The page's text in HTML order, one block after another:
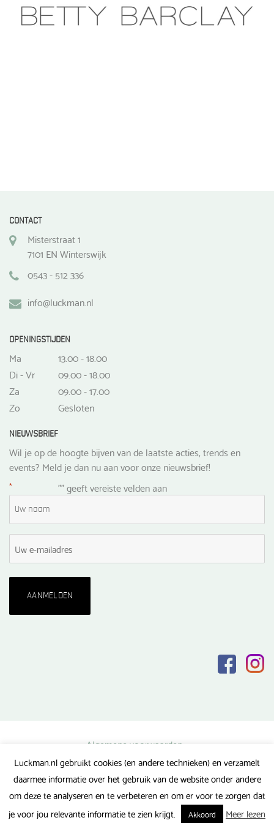
gekozen
worden
CONTACT
Misterstraat 1
7101 EN Winterswijk
0543 - 512 336
info@luckman.nl
OPENINGSTIJDEN
Ma
13.00 - 18.00
Di - Vr
09.00 - 18.00
Za
09.00 - 17.00
Zo
Gesloten
NIEUWSBRIEF
Wil je op de hoogte bijven van de laatste acties, trends en
events? Meld je dan nu aan voor onze nieuwsbrief!
"
* " geeft vereiste velden aan
Algemene voorwaarden
Privacy verklaring
Veel gestelde vragen
Luckman.nl gebruikt cookies (en andere technieken) en verzamelt
daarmee informatie over het gebruik van de website onder andere
om deze te analyseren en te verbeteren en om er voor te zorgen dat
je voor jou relevante informatie te zien krijgt.
Akkoord Meer lezen